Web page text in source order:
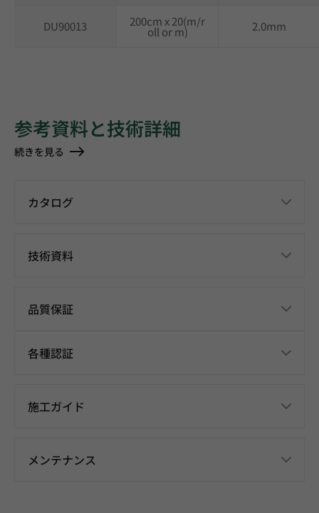
DU90013 200cm x 20(m/r
oll or m) 2.0mm
参考資料と技術詳細
続きを見る
カタログ
技術資料
品質保証
各種認証
施工ガイド
メンテナンス